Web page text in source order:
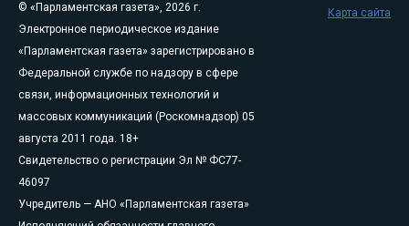
© «Парламентская газета», 2026 г.
Электронное периодическое издание
«Парламентская газета» зарегистрировано в
Федеральной службе по надзору в сфере
связи, информационных технологий и
массовых коммуникаций (Роскомнадзор) 05
августа 2011 года. 18+
Свидетельство о регистрации Эл № ФС77-
46097
Учредитель — АНО «Парламентская газета»
Карта сайта